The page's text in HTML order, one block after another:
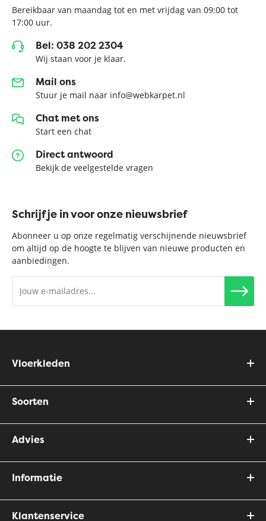
Bereikbaar van maandag tot en met vrijdag van 09:00 tot
17:00 uur.
Bel: 038 202 2304
Wij staan voor je klaar.
Mail ons
Stuur je mail naar info@webkarpet.nl
Chat met ons
Start een chat
Direct antwoord
Bekijk de veelgestelde vragen
Schrijf je in voor onze nieuwsbrief
Abonneer u op onze regelmatig verschijnende nieuwsbrief
om altijd op de hoogte te blijven van nieuwe producten en
aanbiedingen.
Vloerkleden
Soorten
Advies
Informatie
Klantenservice